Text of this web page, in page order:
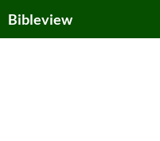
toBibleview